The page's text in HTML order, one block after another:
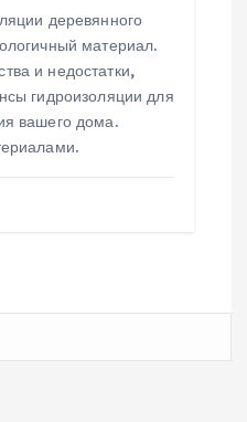
деревянного
материал.
и недостатки,
гидроизоляции для
вашего дома.